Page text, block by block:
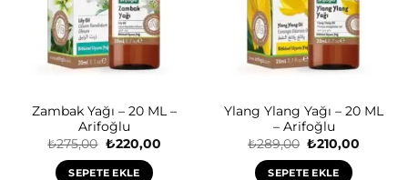
Zambak Yağı – 20 ML –
Arifoğlu
₺275,00 Orijinal
₺275,00.
₺220,00Şu
SEPETE EKLE
Ylang Ylang Yağı – 20 ML
– Arifoğlu
₺289,00 Orijinal
₺289,00.
₺210,00
SEPETE EKLE